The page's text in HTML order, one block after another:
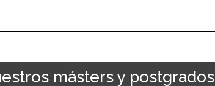
másters y postgrados